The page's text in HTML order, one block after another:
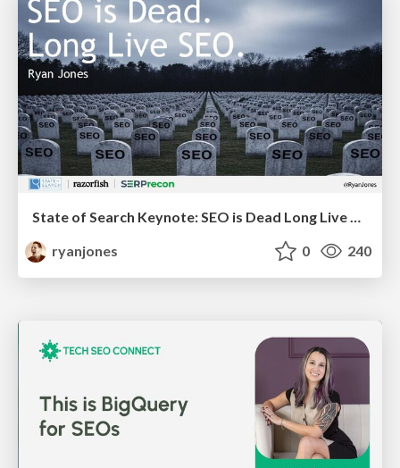
State of Search Keynote: SEO is Dead Long Live SEO
ryanjones
0 240